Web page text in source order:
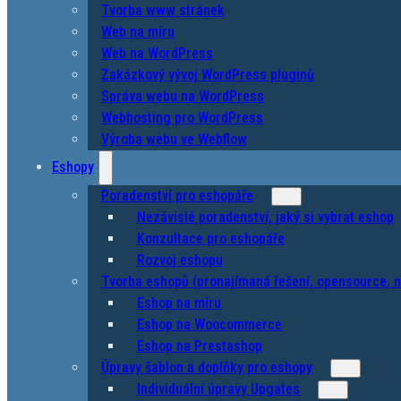
Tvorba www stránek
Web na míru
Web na WordPress
Zakázkový vývoj WordPress pluginů
Správa webu na WordPress
Webhosting pro WordPress
Výroba webu ve Webflow
Eshopy
Poradenství pro eshopáře
Nezávislé poradenství, jaký si vybrat eshop
Konzultace pro eshopáře
Rozvoj eshopu
Tvorba eshopů (pronajímaná řešení, opensource,
Eshop na míru
Eshop na Woocommerce
Eshop na Prestashop
Úpravy šablon a doplňky pro eshopy
Individuální úpravy Upgates